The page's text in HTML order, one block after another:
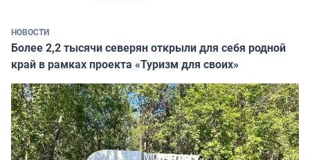
НОВОСТИ
Более 2,2 тысячи северян открыли для себя родной
край в рамках проекта «Туризм для своих»